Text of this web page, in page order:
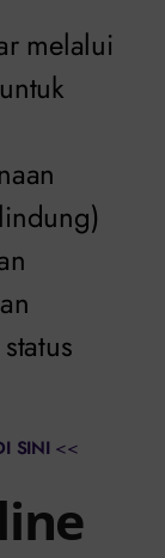
melalui
SINI <<